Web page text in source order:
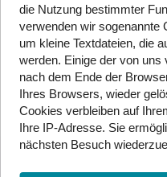
die Nutzung bestimmter
verwenden wir sogenannte
um kleine Textdateien, die
werden. Einige der von
nach dem Ende der
Ihres Browsers, wieder
Cookies verbleiben auf
Ihre IP-Adresse. Sie
nächsten Besuch